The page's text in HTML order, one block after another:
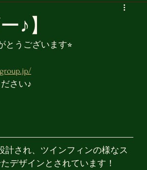
♪】
とうございます⭐︎
さい♪
計され、ツインフィンの様なス
デザインとされています！